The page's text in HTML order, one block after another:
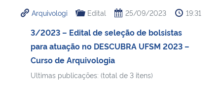
Arquivologi Edital 25/09/2023 19:31
3/2023 – Edital de seleção de bolsistas
para atuação no DESCUBRA UFSM 2023 –
Curso de Arquivologia
Ultimas publicações: (total de 3 itens)